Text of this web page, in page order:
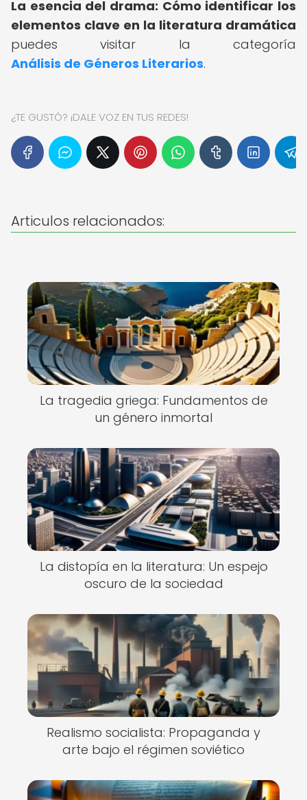
La esencia del drama: Cómo identificar los
elementos clave en la literatura dramática
puedes visitar la categoría
Análisis de Géneros Literarios.
¿TE GUSTÓ? ¡DALE VOZ EN TUS REDES!
Articulos relacionados:
La tragedia griega: Fundamentos de
un género inmortal
La distopía en la literatura: Un espejo
oscuro de la sociedad
Realismo socialista: Propaganda y
arte bajo el régimen soviético